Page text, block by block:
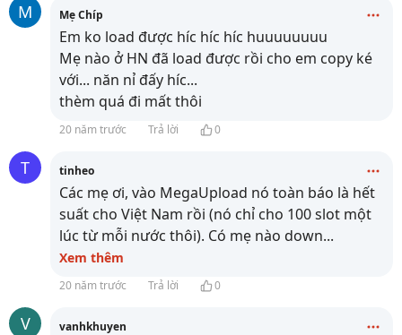
M Mẹ Chíp
Em ko load được híc híc híc huuuuuuuu
Mẹ nào ở HN đã load được rồi cho em copy ké
với... năn nỉ đấy híc...
thèm quá đi mất thôi
20 năm trước Trả lời 0
T tinheo
Các mẹ ơi, vào MegaUpload nó toàn báo là hết
suất cho Việt Nam rồi (nó chỉ cho 100 slot một
lúc từ mỗi nước thôi). Có mẹ nào down...
Xem thêm
20 năm trước Trả lời 0
V vanhkhuyen